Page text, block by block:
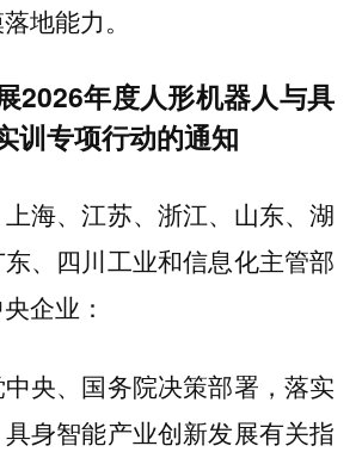
地能力。
2026年度人形机器人与具
训专项行动的通知
海、江苏、浙江、山东、湖
、四川工业和信息化主管部
企业：
央、国务院决策部署，落实
身智能产业创新发展有关指